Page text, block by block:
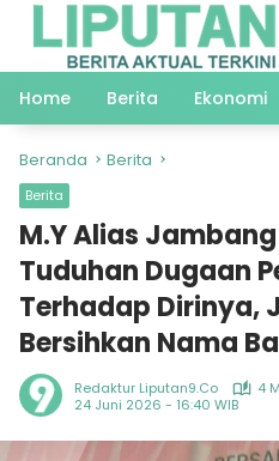
Langsung
Home
Berita Ekonomi
Beranda Berita
Berita
M.Y Alias
Tuduhan Dugaan
Terhadap Dirinya,
Bersihkan Nama
Redaktur Liputan9.co
4
24 Juni 2026 - 16:40 WIB